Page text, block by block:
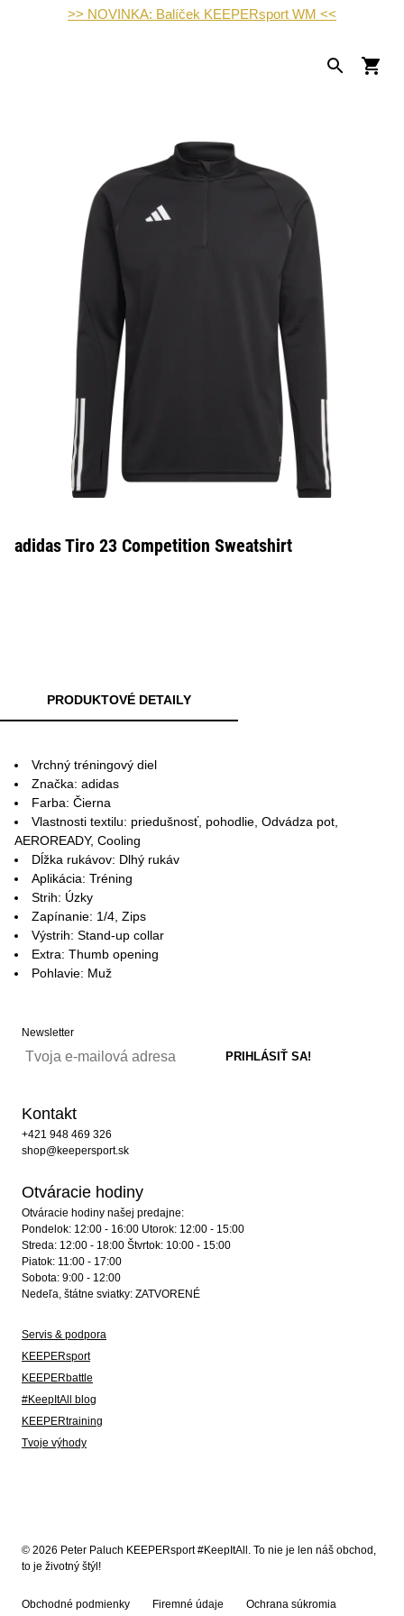
>> NOVINKA: Balíček KEEPERsport WM <<
adidas Tiro 23 Competition Sweatshirt
PRODUKTOVÉ DETAILY
Vrchný tréningový diel
Značka: adidas
Farba: Čierna
Vlastnosti textilu: priedušnosť, pohodlie, Odvádza pot,
AEROREADY, Cooling
Dĺžka rukávov: Dlhý rukáv
Aplikácia: Tréning
Strih: Úzky
Zapínanie: 1/4, Zips
Výstrih: Stand-up collar
Extra: Thumb opening
Pohlavie: Muž
Newsletter
Kontakt
+421 948 469 326
shop@keepersport.sk
Otváracie hodiny
Otváracie hodiny našej predajne:
Pondelok: 12:00 - 16:00 Utorok: 12:00 - 15:00
Streda: 12:00 - 18:00 Štvrtok: 10:00 - 15:00
Piatok: 11:00 - 17:00
Sobota: 9:00 - 12:00
Nedeľa, štátne sviatky: ZATVORENÉ
Servis & podpora
KEEPERsport
KEEPERbattle
#KeepItAll blog
KEEPERtraining
Tvoje výhody
© 2026 Peter Paluch KEEPERsport #KeepItAll. To nie je len náš obchod,
to je životný štýl!
Obchodné podmienky Firemné údaje Ochrana súkromia